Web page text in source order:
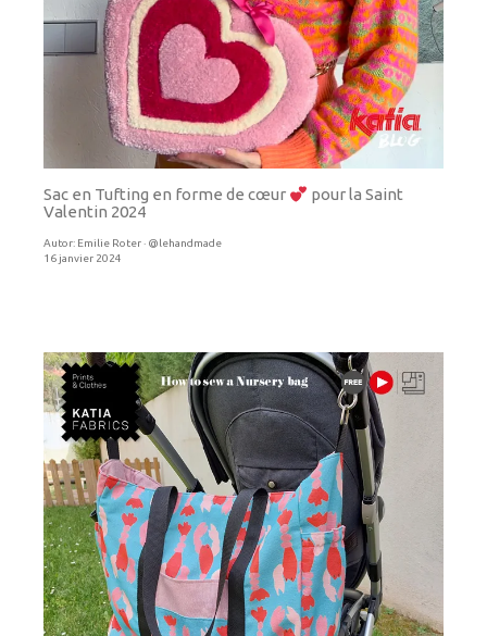
Sac en Tufting en forme de cœur
pour la Saint
Valentin 2024
Autor: Emilie Roter · @lehandmade
16 janvier 2024